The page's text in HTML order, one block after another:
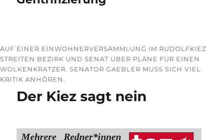
AUF EINER EINWOHNERVERSAMMLUNG IM RUDOLFKIEZ
STREITEN BEZIRK UND SENAT ÜBER PLÄNE FÜR EINEN
WOLKENKRATZER. SENATOR GAEBLER MUSS SICH VIEL
KRITIK ANHÖREN.
Der Kiez sagt nein
Mehrere Red­ne­r*in­nen